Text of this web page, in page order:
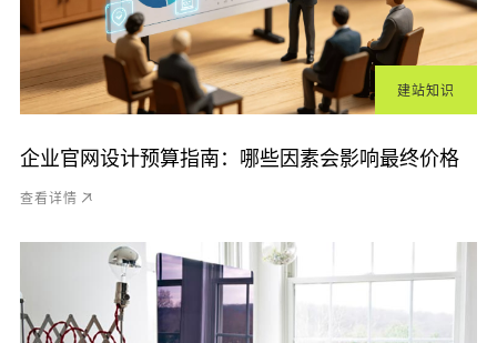
建站知识
企业官网设计预算指南：哪些因素会影响最终价格
查看详情